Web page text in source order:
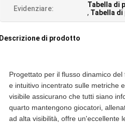
Evidenziare: Tabella di
, Tabella di
Descrizione di prodotto
Progettato per il flusso dinamico
e intuitivo incentrato sulle metriche
visibile assicurano che tutti siano
quarto mantengono giocatori,
ad alta visibilità, offre un'eccellente